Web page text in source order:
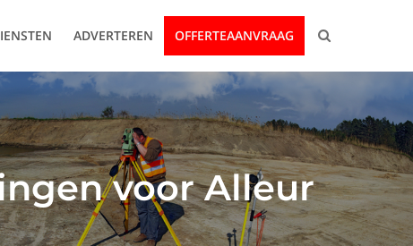
ADVERTEREN OFFERTEAANVRAAG
voor Alleur